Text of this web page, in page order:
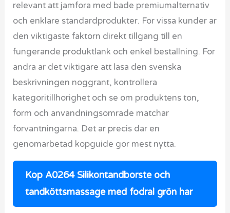
relevant att jamfora med bade premiumalternativ
och enklare standardprodukter. For vissa kunder ar
den viktigaste faktorn direkt tillgang till en
fungerande produktlank och enkel bestallning. For
andra ar det viktigare att lasa den svenska
beskrivningen noggrant, kontrollera
kategoritillhorighet och se om produktens ton,
form och anvandningsomrade matchar
forvantningarna. Det ar precis dar en
genomarbetad kopguide gor mest nytta.
Kop A0264 Silikontandborste och
tandköttsmassage med fodral grön har